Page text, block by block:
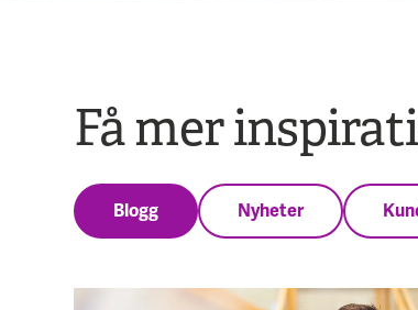
Få mer
Blogg Nyheter